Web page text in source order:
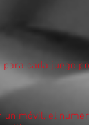
cada juego
móvil, el